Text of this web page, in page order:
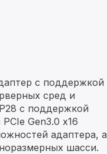
с поддержкой
сред и
с поддержкой
Gen3.0 x16
адаптера, а
шасси.